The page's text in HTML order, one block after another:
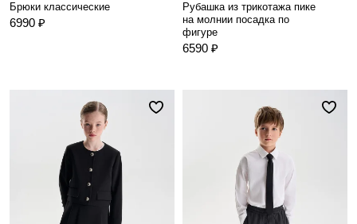
Брюки классические
6990 ₽
Рубашка из трикотажа пике
на молнии посадка по
фигуре
6590 ₽